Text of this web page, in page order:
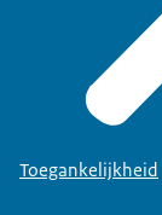
Toegankelijkheid